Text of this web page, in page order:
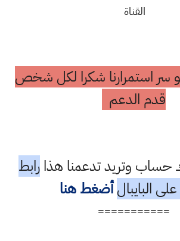
القناة
سر استمرارنا شكرا لكل شخص
قدم الدعم
حساب وتريد تدعمنا هذارابط
البايبال أضغط هنا
===========